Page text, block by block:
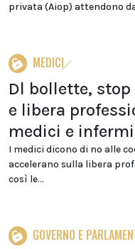
privata (Aiop) attendono
MEDICI
Dl bollette, stop
e libera
medici e
I medici dicono di no alle
accelerano sulla libera
così le...
GOVERNO E